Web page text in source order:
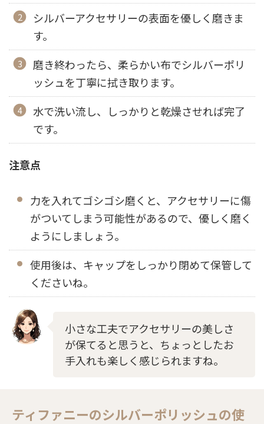
シルバーアクセサリーの表面を優しく磨きま
す。
磨き終わったら、柔らかい布でシルバーポリ
ッシュを丁寧に拭き取ります。
水で洗い流し、しっかりと乾燥させれば完了
です。
注意点
力を入れてゴシゴシ磨くと、アクセサリーに傷
がついてしまう可能性があるので、優しく磨く
ようにしましょう。
使用後は、キャップをしっかり閉めて保管して
くださいね。
小さな工夫でアクセサリーの美しさ
が保てると思うと、ちょっとしたお
手入れも楽しく感じられますね。
ティファニーのシルバーポリッシュの使